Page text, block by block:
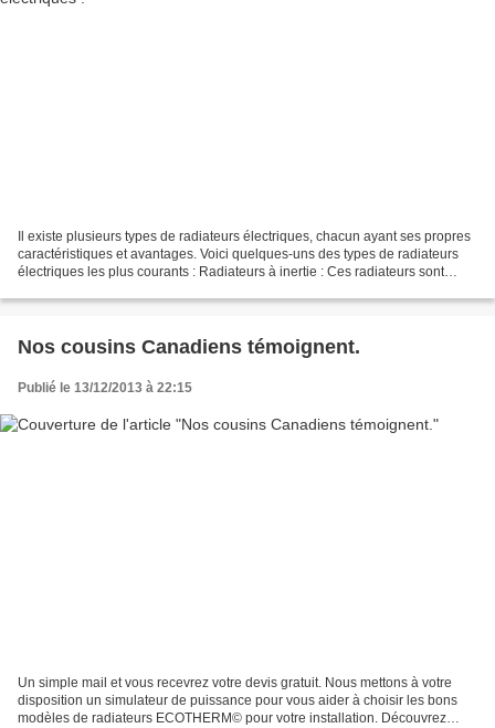
Il existe plusieurs types de radiateurs électriques, chacun ayant ses propres
caractéristiques et avantages. Voici quelques-uns des types de radiateurs
électriques les plus courants : Radiateurs à inertie : Ces radiateurs sont
Nos cousins Canadiens témoignent.
Publié le 13/12/2013 à 22:15
Un simple mail et vous recevrez votre devis gratuit. Nous mettons à votre
disposition un simulateur de puissance pour vous aider à choisir les bons
modèles de radiateurs ECOTHERM© pour votre installation. Découvrez